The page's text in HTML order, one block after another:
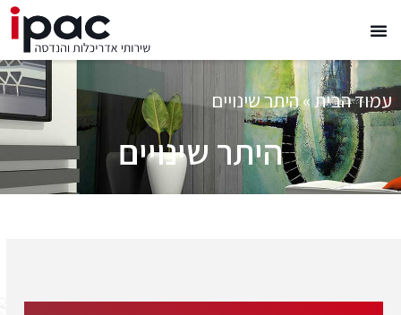
עמוד הבית»היתר שינויים
היתר שינויים